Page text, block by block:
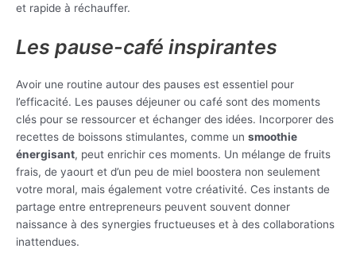
et rapide à réchauffer.
Les pause-café inspirantes
Avoir une routine autour des pauses est essentiel pour
l’efficacité. Les pauses déjeuner ou café sont des moments
clés pour se ressourcer et échanger des idées. Incorporer des
recettes de boissons stimulantes, comme un smoothie
énergisant, peut enrichir ces moments. Un mélange de fruits
frais, de yaourt et d’un peu de miel boostera non seulement
votre moral, mais également votre créativité. Ces instants de
partage entre entrepreneurs peuvent souvent donner
naissance à des synergies fructueuses et à des collaborations
inattendues.